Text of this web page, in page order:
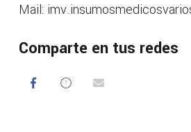
Mail:
Comparte en tus redes